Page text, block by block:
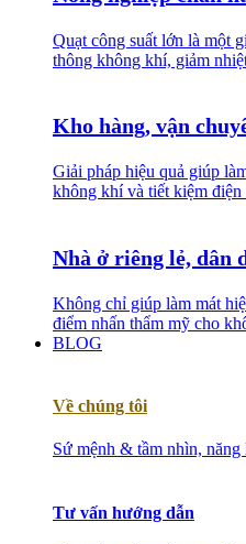
Quạt công suất lớn là một
thông không khí, giảm
Kho hàng, vận
Giải pháp hiệu quả giúp
không khí và tiết kiệm điện
Nhà ở riêng lẻ, dân
Không chỉ giúp làm mát
điểm nhấn thẩm mỹ cho
BLOG
Về chúng tôi
Sứ mệnh & tầm nhìn,
Tư vấn hướng dẫn